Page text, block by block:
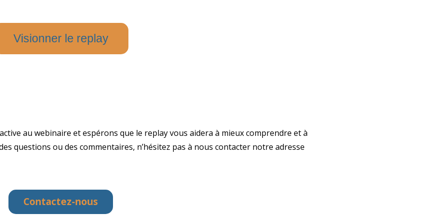
Visionner le replay
au webinaire et espérons que le replay vous aidera à mieux comprendre et à
questions ou des commentaires, n’hésitez pas à nous contacter notre adresse
Contactez-nous